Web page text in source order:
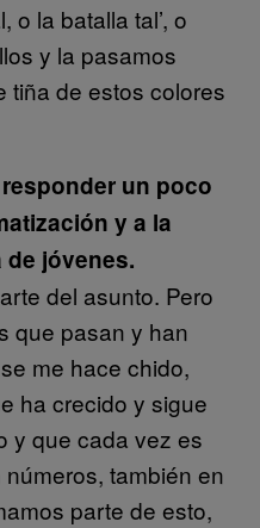
o la batalla tal’, o
y la pasamos
tiña de estos colores
un poco
y a la
jóvenes.
del asunto. Pero
que pasan y han
me hace chido,
ha crecido y sigue
y que cada vez es
también en
parte de esto,